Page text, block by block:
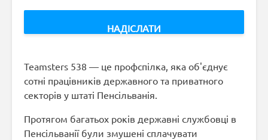
Teamsters 538 — це профспілка, яка об'єднує
сотні працівників державного та приватного
секторів у штаті Пенсільванія.
Протягом багатьох років державні службовці в
Пенсільванії були змушені сплачувати